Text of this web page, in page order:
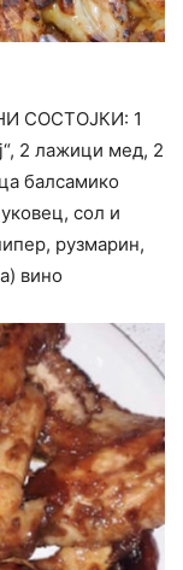
СОСТОЈКИ: 1
2 лажици мед, 2
балсамико
сол и
рузмарин,
вино